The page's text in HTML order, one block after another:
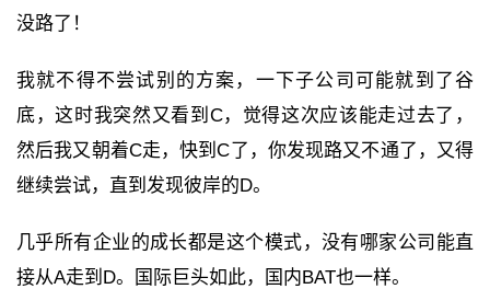
没路了！
我就不得不尝试别的方案，一下子公司可能就到了谷
底，这时我突然又看到C，觉得这次应该能走过去了，
然后我又朝着C走，快到C了，你发现路又不通了，又得
继续尝试，直到发现彼岸的D。
几乎所有企业的成长都是这个模式，没有哪家公司能直
接从A走到D。国际巨头如此，国内BAT也一样。